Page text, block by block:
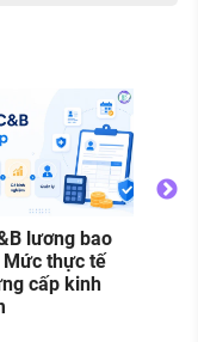
lương bao
Mức thực tế
cấp kinh